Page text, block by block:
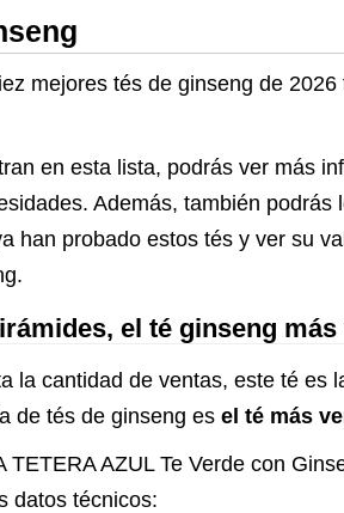
mejores tés de ginseng de 2026
en esta lista, podrás ver más
Además, también podrás
han probado estos tés y ver su
el té ginseng más
la cantidad de ventas, este té es
de tés de ginseng es el té más
TETERA AZUL Te Verde con
datos técnicos: